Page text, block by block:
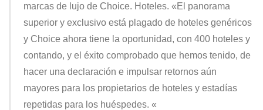
marcas de lujo de Choice. Hoteles. «El panorama
superior y exclusivo está plagado de hoteles genéricos
y Choice ahora tiene la oportunidad, con 400 hoteles y
contando, y el éxito comprobado que hemos tenido, de
hacer una declaración e impulsar retornos aún
mayores para los propietarios de hoteles y estadías
repetidas para los huéspedes. «